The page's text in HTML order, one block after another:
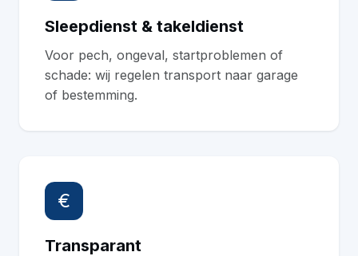
Sleepdienst & takeldienst
Voor pech, ongeval, startproblemen of
schade: wij regelen transport naar garage
of bestemming.
€
Transparant